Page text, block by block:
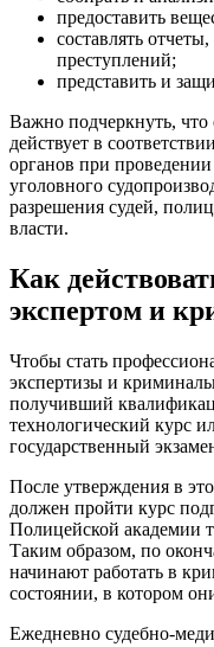
предоставить
составлять
преступлений;
представить и
Важно подчеркнуть, что
действует в
органов при
уголовного
разрешения судей,
власти.
Как
экспертом и
Чтобы стать
экспертизы и
получивший
технологический курс
государственный
После утверждения в
должен пройти курс
Полицейской академии
Таким образом, по
начинают работать в
состоянии, в котором
Ежедневно судебно-